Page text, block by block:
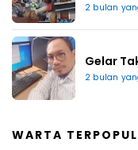
2 bulan
Gelar
2 bulan
WARTA